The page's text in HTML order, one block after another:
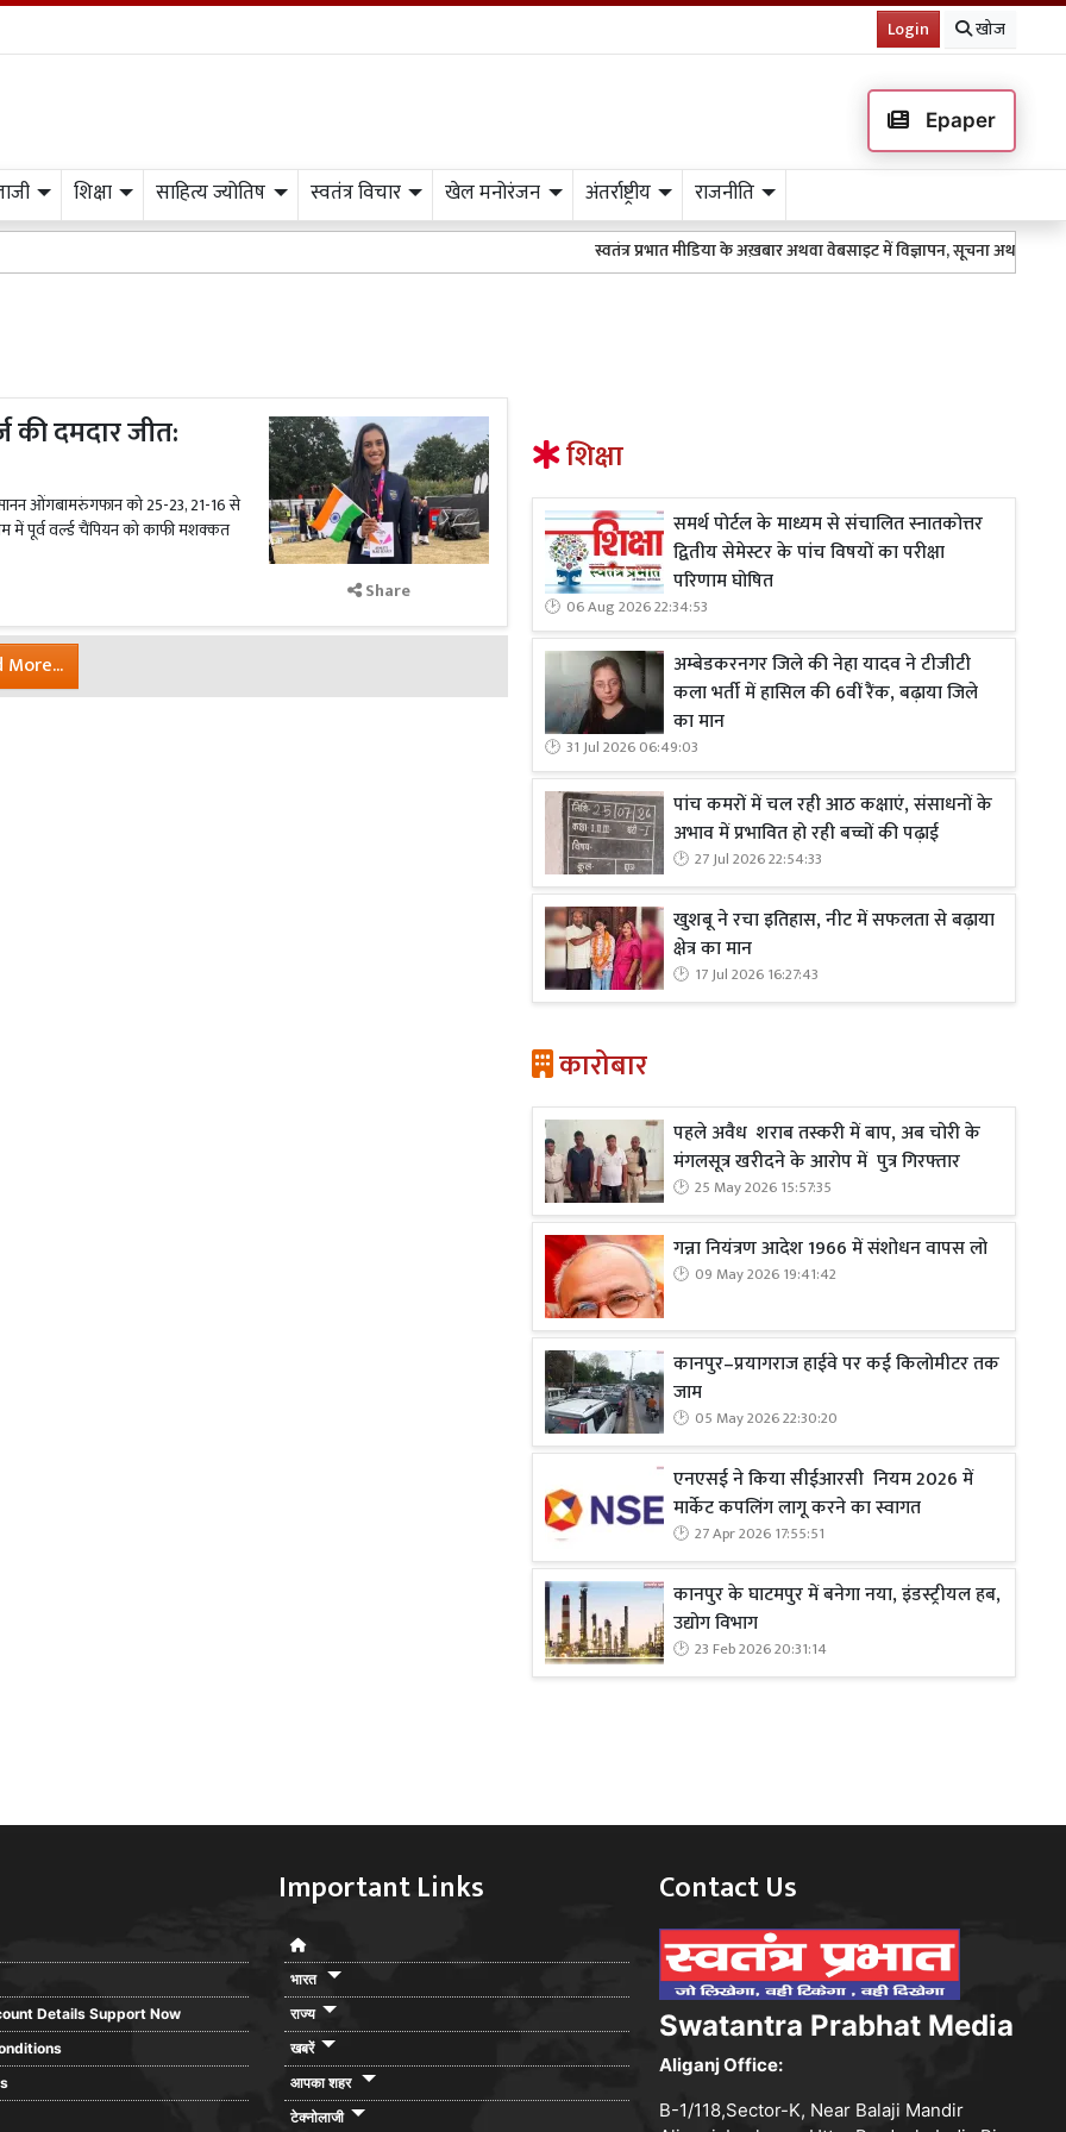
Login खोज
Epaper
शिक्षा साहित्य ज्योतिष स्वतंत्र विचार खेल मनोरंजन अंतर्राष्ट्रीय राजनीति
स्वतंत्र प्रभात मीडिया के अख़बार अथवा वेबसाइट में विज्ञापन, सूचना अथवा किसी
की दमदार जीत:
ओंगबामरुंगफान को 25-23, 21-16 से
में पूर्व वर्ल्ड चैंपियन को काफी मशक्कत
Share
More...
शिक्षा
समर्थ पोर्टल के माध्यम से संचालित स्नातकोत्तर
द्वितीय सेमेस्टर के पांच विषयों का परीक्षा
परिणाम घोषित
06 Aug 2026 22:34:53
अम्बेडकरनगर जिले की नेहा यादव ने टीजीटी
कला भर्ती में हासिल की 6वीं रैंक, बढ़ाया जिले
का मान
31 Jul 2026 06:49:03
पांच कमरों में चल रही आठ कक्षाएं, संसाधनों के
अभाव में प्रभावित हो रही बच्चों की पढ़ाई
27 Jul 2026 22:54:33
खुशबू ने रचा इतिहास, नीट में सफलता से बढ़ाया
क्षेत्र का मान
17 Jul 2026 16:27:43
कारोबार
पहले अवैध शराब तस्करी में बाप, अब चोरी के
मंगलसूत्र खरीदने के आरोप में पुत्र गिरफ्तार
25 May 2026 15:57:35
गन्ना नियंत्रण आदेश 1966 में संशोधन वापस लो
09 May 2026 19:41:42
कानपुर–प्रयागराज हाईवे पर कई किलोमीटर तक
जाम
05 May 2026 22:30:20
एनएसई ने किया सीईआरसी नियम 2026 में
मार्केट कपलिंग लागू करने का स्वागत
27 Apr 2026 17:55:51
कानपुर के घाटमपुर में बनेगा नया, इंडस्ट्रीयल हब,
उद्योग विभाग
23 Feb 2026 20:31:14
Details Support Now
Important Links
भारत
राज्य
खबरें
आपका शहर
टेक्नोलाजी
Contact Us
Swatantra Prabhat Media
Aliganj Office:
B-1/118,Sector-K, Near Balaji Mandir